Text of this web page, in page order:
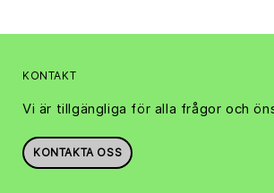
KONTAKT
Vi är tillgängliga för alla frågor och
KONTAKTA OSS